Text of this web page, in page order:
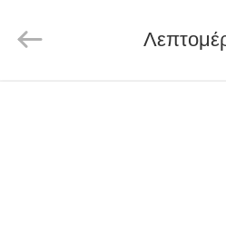
Co.,
Reserved.